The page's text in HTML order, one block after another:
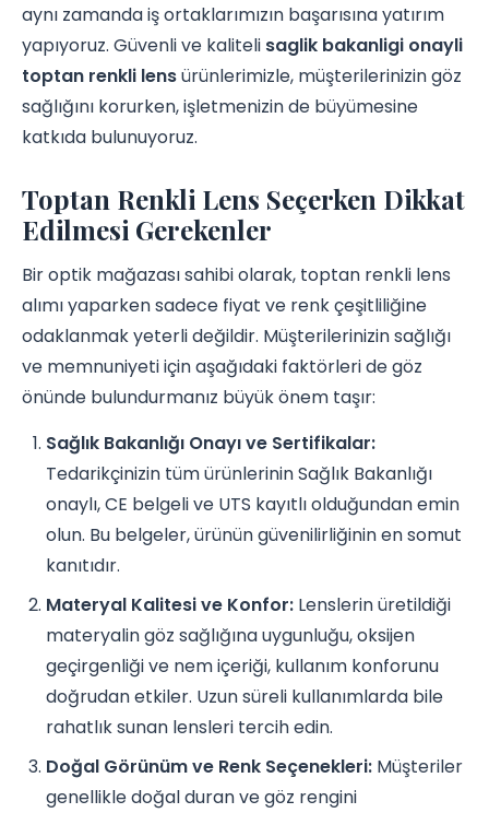
aynı zamanda iş ortaklarımızın başarısına yatırım
yapıyoruz. Güvenli ve kaliteli saglik bakanligi onayli
toptan renkli lensürünlerimizle, müşterilerinizin göz
sağlığını korurken, işletmenizin de büyümesine
katkıda bulunuyoruz.
Toptan Renkli Lens Seçerken Dikkat
Edilmesi Gerekenler
Bir optik mağazası sahibi olarak, toptan renkli lens
alımı yaparken sadece fiyat ve renk çeşitliliğine
odaklanmak yeterli değildir. Müşterilerinizin sağlığı
ve memnuniyeti için aşağıdaki faktörleri de göz
önünde bulundurmanız büyük önem taşır:
Sağlık Bakanlığı Onayı ve Sertifikalar:
Tedarikçinizin tüm ürünlerinin Sağlık Bakanlığı
onaylı, CE belgeli ve UTS kayıtlı olduğundan emin
olun. Bu belgeler, ürünün güvenilirliğinin en somut
kanıtıdır.
Materyal Kalitesi ve Konfor: Lenslerin üretildiği
materyalin göz sağlığına uygunluğu, oksijen
geçirgenliği ve nem içeriği, kullanım konforunu
doğrudan etkiler. Uzun süreli kullanımlarda bile
rahatlık sunan lensleri tercih edin.
Doğal Görünüm ve Renk Seçenekleri: Müşteriler
genellikle doğal duran ve göz rengini